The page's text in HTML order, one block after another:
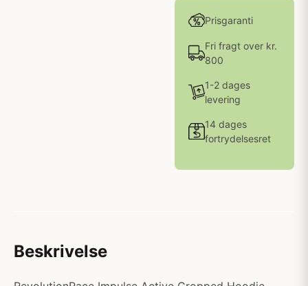
Prisgaranti
Fri fragt over kr.
800
1-2 dages
levering
14 dages
fortrydelsesret
Beskrivelse